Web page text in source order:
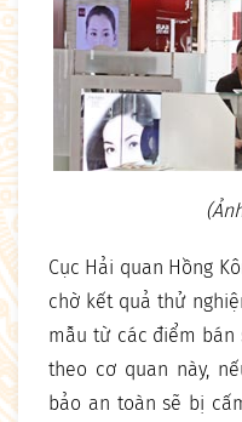
Cục Hải quan Hồng
chờ kết quả thử
mẫu từ các điểm bán
theo cơ quan này,
bảo an toàn sẽ bị